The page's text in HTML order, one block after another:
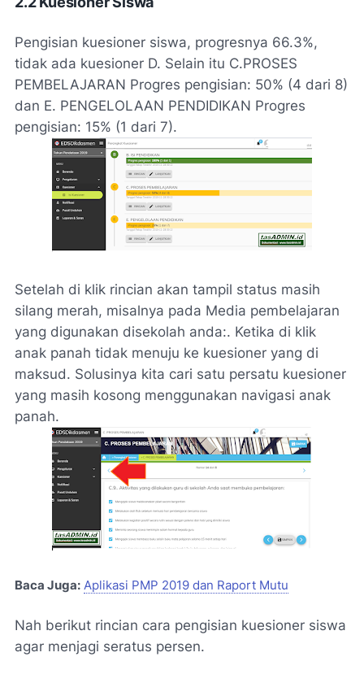
Pengisian kuesioner siswa, progresnya 66.3%,
tidak ada kuesioner D. Selain itu C.PROSES
PEMBELAJARAN Progres pengisian: 50% (4 dari 8)
dan E. PENGELOLAAN PENDIDIKAN Progres
pengisian: 15% (1 dari 7).
Setelah di klik rincian akan tampil status masih
silang merah, misalnya pada Media pembelajaran
yang digunakan disekolah anda:. Ketika di klik
anak panah tidak menuju ke kuesioner yang di
maksud. Solusinya kita cari satu persatu kuesioner
yang masih kosong menggunakan navigasi anak
panah.
Baca Juga: Aplikasi PMP 2019 dan Raport Mutu
Nah berikut rincian cara pengisian kuesioner siswa
agar menjagi seratus persen.